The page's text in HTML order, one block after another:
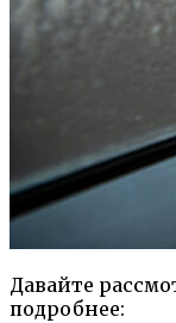
Давайте
подробнее: